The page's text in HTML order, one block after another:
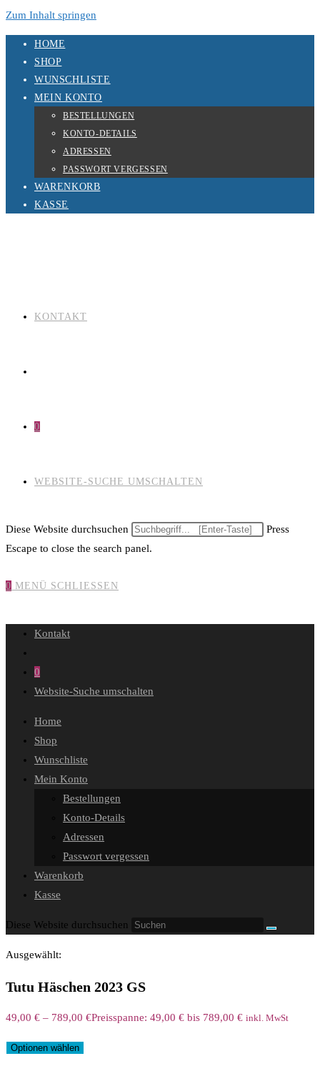
Zum Inhalt springen
HOME
SHOP
WUNSCHLISTE
MEIN KONTO
BESTELLUNGEN
KONTO-DETAILS
ADRESSEN
PASSWORT VERGESSEN
WARENKORB
KASSE
KONTAKT
0
WEBSITE-SUCHE UMSCHALTEN
Diese Website durchsuchen
Press
Escape to close the search panel.
0 MENÜ SCHLIESSEN
Kontakt
0
Website-Suche umschalten
Home
Shop
Wunschliste
Mein Konto
Bestellungen
Konto-Details
Adressen
Passwort vergessen
Warenkorb
Kasse
Diese Website durchsuchen
Ausgewählt:
Tutu Häschen 2023 GS
49,00 € – 789,00 €Preisspanne: 49,00 € bis 789,00 € inkl. MwSt
Optionen wählen